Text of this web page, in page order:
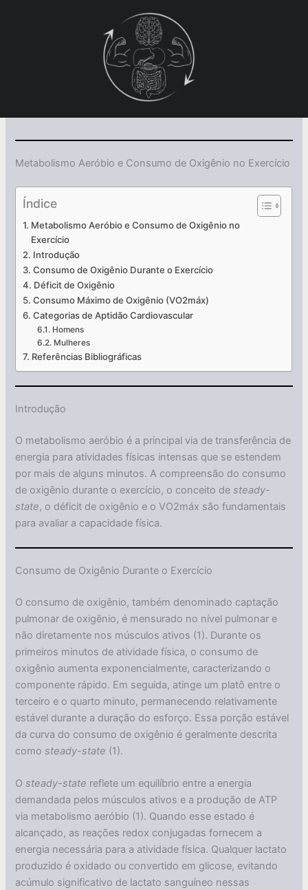
Metabolismo Aeróbio e Consumo de Oxigênio no Exercício
Índice
Metabolismo Aeróbio e Consumo de Oxigênio no
Exercício
Introdução
Consumo de Oxigênio Durante o Exercício
Déficit de Oxigênio
Consumo Máximo de Oxigênio (VO2máx)
Categorias de Aptidão Cardiovascular
Homens
Mulheres
Referências Bibliográficas
Introdução
O metabolismo aeróbio é a principal via de transferência de
energia para atividades físicas intensas que se estendem
por mais de alguns minutos. A compreensão do consumo
de oxigênio durante o exercício, o conceito desteady-
state, o déficit de oxigênio e o VO2máx são fundamentais
para avaliar a capacidade física.
Consumo de Oxigênio Durante o Exercício
O consumo de oxigênio, também denominado captação
pulmonar de oxigênio, é mensurado no nível pulmonar e
não diretamente nos músculos ativos (1). Durante os
primeiros minutos de atividade física, o consumo de
oxigênio aumenta exponencialmente, caracterizando o
componente rápido. Em seguida, atinge um platô entre o
terceiro e o quarto minuto, permanecendo relativamente
estável durante a duração do esforço. Essa porção estável
da curva do consumo de oxigênio é geralmente descrita
comosteady-state (1).
Osteady-state reflete um equilíbrio entre a energia
demandada pelos músculos ativos e a produção de ATP
via metabolismo aeróbio (1). Quando esse estado é
alcançado, as reações redox conjugadas fornecem a
energia necessária para a atividade física. Qualquer lactato
produzido é oxidado ou convertido em glicose, evitando
acúmulo significativo de lactato sanguíneo nessas